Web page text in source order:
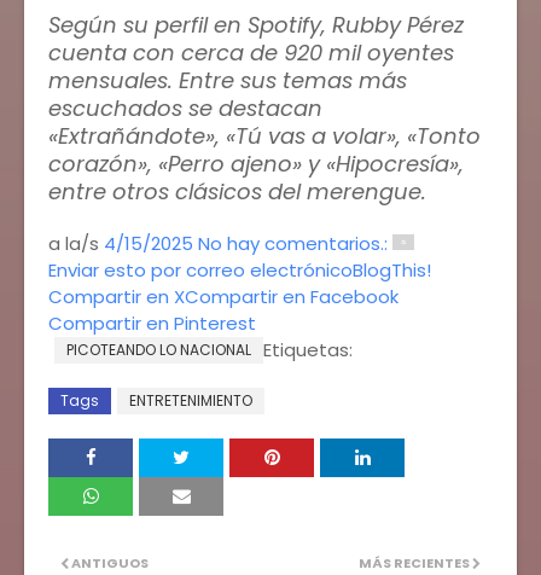
Según su perfil en Spotify, Rubby Pérez
cuenta con cerca de 920 mil oyentes
mensuales. Entre sus temas más
escuchados se destacan
«Extrañándote», «Tú vas a volar», «Tonto
corazón», «Perro ajeno» y «Hipocresía»,
entre otros clásicos del merengue.
a la/s 4/15/2025 No hay comentarios.:
Enviar esto por correo electrónicoBlogThis!
Compartir en XCompartir en Facebook
Compartir en Pinterest
Etiquetas:
PICOTEANDO LO NACIONAL
Tags ENTRETENIMIENTO
MÁS RECIENTES
ANTIGUOS